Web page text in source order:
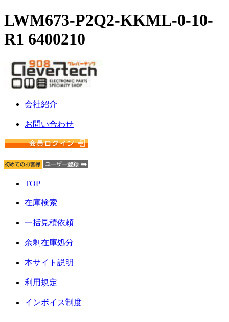
LWM673-P2Q2-KKML-0-10-
R1 6400210
会社紹介
お問い合わせ
TOP
在庫検索
一括見積依頼
余剰在庫処分
本サイト説明
利用規定
インボイス制度